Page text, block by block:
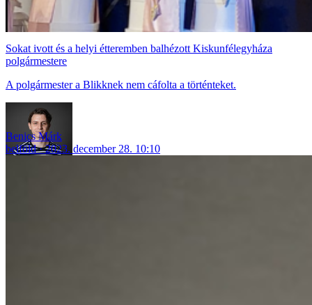
Sokat ivott és a helyi étteremben balhézott Kiskunfélegyháza
polgármestere
A polgármester a Blikknek nem cáfolta a történteket.
Benics Márk
belföld
2023. december 28. 10:10